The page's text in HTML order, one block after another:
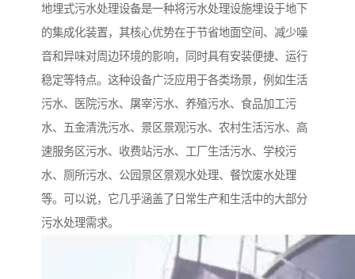
地埋式污水处理设备是一种将污水处理设施埋设于地下
的集成化装置，其核心优势在于节省地面空间、减少噪
音和异味对周边环境的影响，同时具有安装便捷、运行
稳定等特点。这种设备广泛应用于各类场景，例如生活
污水、医院污水、屠宰污水、养殖污水、食品加工污
水、五金清洗污水、景区景观污水、农村生活污水、高
速服务区污水、收费站污水、工厂生活污水、学校污
水、厕所污水、公园景区景观水处理、餐饮废水处理
等。可以说，它几乎涵盖了日常生产和生活中的大部分
污水处理需求。
A2O污水处理设备 乡村污水处理一体化设备
风景区生活污水处理一体 一体化污水处理设备
备
成套生活污水处理设备 小型污水处理设备
肉制品加工污水处理设备 农村一体化污水处理设备
金属配件洗涤污水处理设 小型一体化污水处理设备
集中式生活污水处理设备